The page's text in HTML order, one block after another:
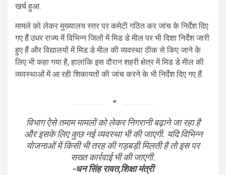
खर्च हुआ.
मामले को लेकर मुख्यालय स्तर पर कमेटी गठित कर जांच के निर्देश दिए
गए हैं.उधर राज्य में विभिन्न जिलों में मिड डे मील पर भी दिशा निर्देश जारी
हुए हैं और विद्यालयों में मिड डे मील की व्यवस्था ठीक से किए जाने के
लिए भी कहा गया है, हालांकि इस दौरान शहरी क्षेत्र में मिड डे मील की
व्यवस्थाओं में आ रही शिकायतों की जांच करने के भी निर्देश दिए गए हैं.
विभाग ऐसे तमाम मामलों को लेकर निगरानी बढ़ाने जा रहा है
और इसके लिए कुछ नई व्यवस्था भी की जाएगी. यदि विभिन्न
योजनाओं में किसी भी तरह की गड़बड़ी मिलती है तो इस पर
सख्त कार्रवाई भी की जाएगी.
-धन सिंह रावत,शिक्षा मंत्री